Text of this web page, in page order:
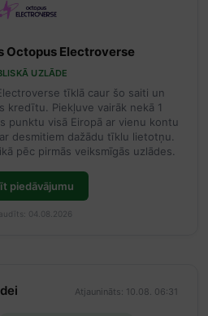
Octopus Electroverse
UZLĀDE
tīklā caur šo saiti un
kredītu. Piekļuve vairāk nekā 1
punktu visā Eiropā ar vienu kontu
desmitiem dažādu tīklu lietotņu.
pēc pirmās veiksmīgās uzlādes.
piedāvājumu
04.08.2026
Atjaunināts: 10.08. 06:31